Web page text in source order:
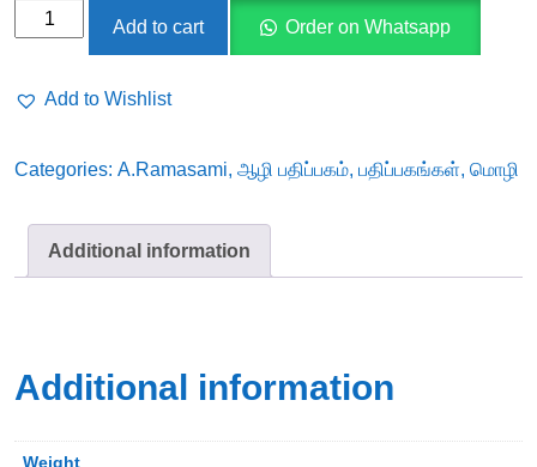
struggle-
imperialism
Add to cart Order on Whatsapp
Add to Wishlist
Categories: A.Ramasami, ஆழி பதிப்பகம், பதிப்பகங்கள், மொழி
Additional information
Additional information
Weight